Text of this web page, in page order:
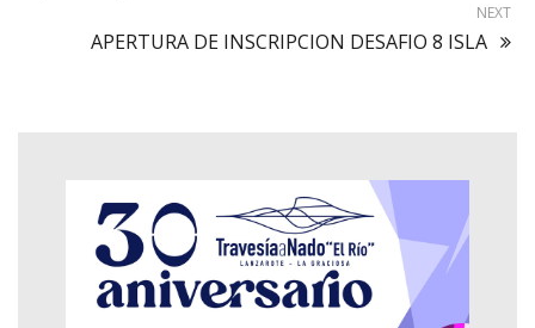
NEXT
APERTURA DE INSCRIPCION DESAFIO 8 ISLA